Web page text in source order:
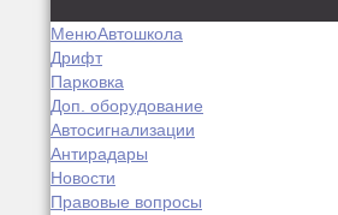
МенюАвтошкола
Дрифт
Парковка
Доп. оборудование
Автосигнализации
Антирадары
Новости
Правовые вопросы